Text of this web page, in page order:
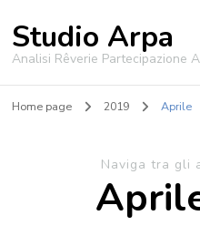
Studio Arpa
Analisi Rêverie Partecipazione
Home page 2019 Aprile
Naviga tra gli